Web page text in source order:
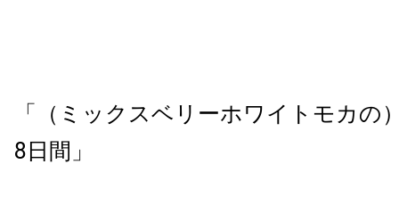
「（ミックスベリーホワイトモカの
8日間」